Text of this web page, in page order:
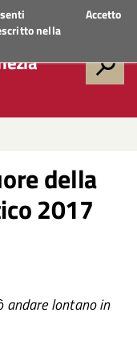
nella
Accetto
della
2017
andare lontano in